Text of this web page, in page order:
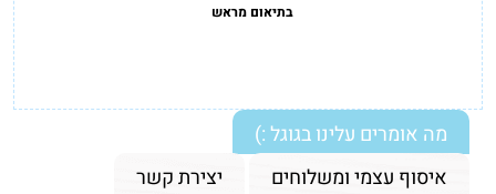
בתיאום מראש
מה אומרים עלינו בגוגל :)
איסוף עצמי ומשלוחים
יצירת קשר